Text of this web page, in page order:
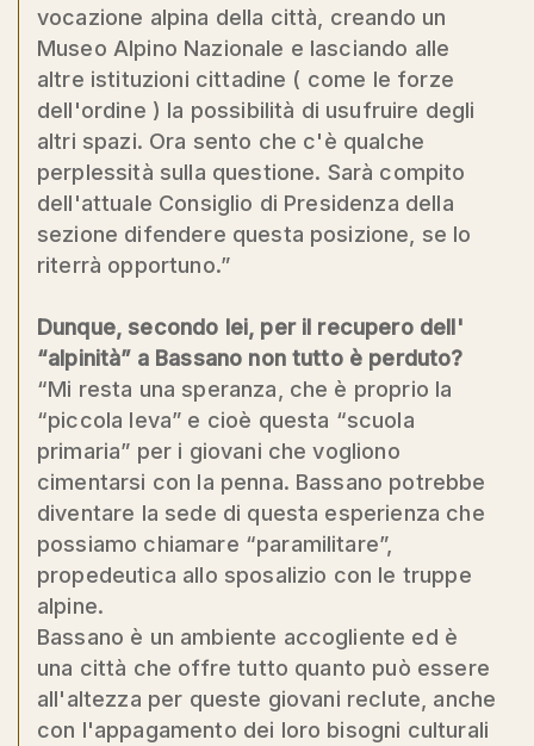
vocazione alpina della città, creando un
Museo Alpino Nazionale e lasciando alle
altre istituzioni cittadine ( come le forze
dell'ordine ) la possibilità di usufruire degli
altri spazi. Ora sento che c'è qualche
perplessità sulla questione. Sarà compito
dell'attuale Consiglio di Presidenza della
sezione difendere questa posizione, se lo
riterrà opportuno.”
Dunque, secondo lei, per il recupero dell'
“alpinità” a Bassano non tutto è perduto?
“Mi resta una speranza, che è proprio la
“piccola leva” e cioè questa “scuola
primaria” per i giovani che vogliono
cimentarsi con la penna. Bassano potrebbe
diventare la sede di questa esperienza che
possiamo chiamare “paramilitare”,
propedeutica allo sposalizio con le truppe
alpine.
Bassano è un ambiente accogliente ed è
una città che offre tutto quanto può essere
all'altezza per queste giovani reclute, anche
con l'appagamento dei loro bisogni culturali